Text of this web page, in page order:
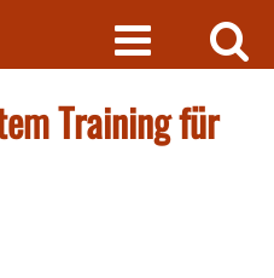
Training für